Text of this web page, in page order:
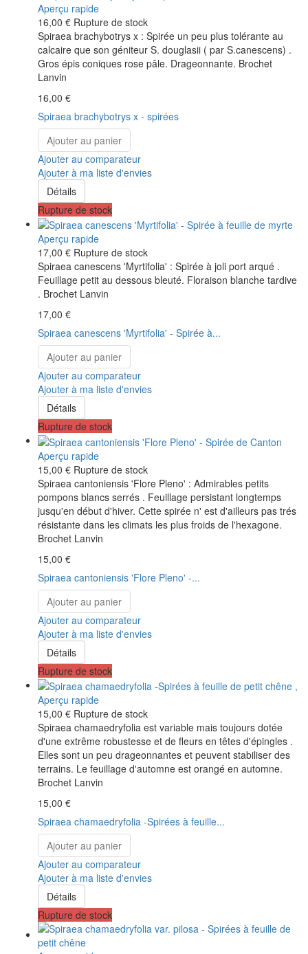
Aperçu rapide
16,00 € Rupture de stock
Spiraea brachybotrys x : Spirée un peu plus tolérante au
calcaire que son géniteur S. douglasii ( par S.canescens) .
Gros épis coniques rose pâle. Drageonnante. Brochet
Lanvin
16,00 €
Spiraea brachybotrys x - spirées
Ajouter au panier
Ajouter au comparateur
Ajouter à ma liste d'envies
Détails
Rupture de stock
Aperçu rapide
17,00 € Rupture de stock
Spiraea canescens 'Myrtifolia' : Spirée à joli port arqué .
Feuillage petit au dessous bleuté. Floraison blanche tardive
. Brochet Lanvin
17,00 €
Spiraea canescens 'Myrtifolia' - Spirée à...
Ajouter au panier
Ajouter au comparateur
Ajouter à ma liste d'envies
Détails
Rupture de stock
Aperçu rapide
15,00 € Rupture de stock
Spiraea cantoniensis 'Flore Pleno' : Admirables petits
pompons blancs serrés . Feuillage persistant longtemps
jusqu'en début d'hiver. Cette spirée n' est d'ailleurs pas trés
résistante dans les climats les plus froids de l'hexagone.
Brochet Lanvin
15,00 €
Spiraea cantoniensis 'Flore Pleno' -...
Ajouter au panier
Ajouter au comparateur
Ajouter à ma liste d'envies
Détails
Rupture de stock
Aperçu rapide
15,00 € Rupture de stock
Spiraea chamaedryfolia est variable mais toujours dotée
d'une extrême robustesse et de fleurs en têtes d'épingles .
Elles sont un peu drageonnantes et peuvent stabiliser des
terrains. Le feuillage d'automne est orangé en automne.
Brochet Lanvin
15,00 €
Spiraea chamaedryfolia -Spirées à feuille...
Ajouter au panier
Ajouter au comparateur
Ajouter à ma liste d'envies
Détails
Rupture de stock